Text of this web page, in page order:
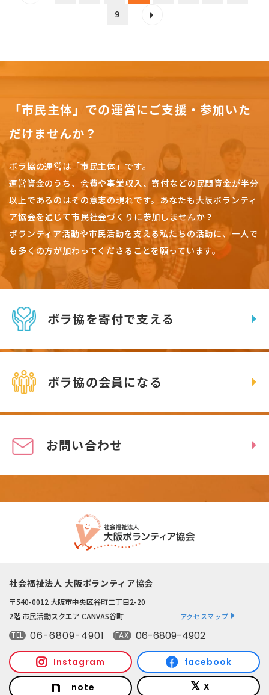
9
「市民主体」での運営にご支援・参加いた
だけませんか？
ボラ協の運営は「市民主体」です。
運営資金のうち、会費や事業収入、寄付などの民間資金が半分
以上であるのはその意志の現れです。 あなたも大阪ボランティ
ア協会を通じて市民社会づくりに参加しませんか？
ボランティア活動や市民活動を支える私たちの活動に、一人で
も多くの方が加わってくださることを願っています。
ボラ協を寄付で支える
ボラ協の会員になる
お問い合わせ
社会福祉法人 大阪ボランティア協会
〒540-0012 大阪市中央区谷町二丁目2-20
2階 市民活動スクエア CANVAS谷町
アクセスマップ
TEL 06-6809-4901 FAX 06-6809-4902
Instagram facebook
note X